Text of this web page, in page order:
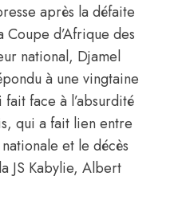
après la défaite
d’Afrique des
national, Djamel
à une vingtaine
face à l’absurdité
qui a fait lien entre
et le décès
JS Kabylie, Albert